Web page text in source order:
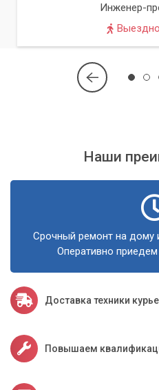
этапе, обеспечивая полную
Доверяя нам свой
уверены в
термопасты! Мы вернем
производительность и
службы.
Инженер-
Наши
Срочный ремонт на дому
Оперативно
Доставка техники
Повышаем